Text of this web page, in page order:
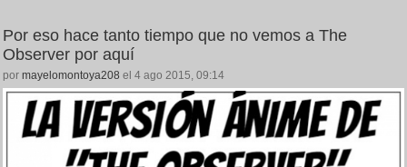
Por eso hace tanto tiempo que no vemos a The
Observer por aquí
por mayelomontoya208 el 4 ago 2015, 09:14